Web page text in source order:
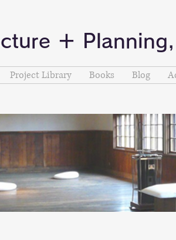
Project Library Books Blog
＋ Planning,